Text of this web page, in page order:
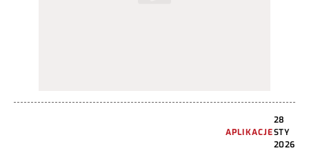
APLIKACJE
28
STY
2026